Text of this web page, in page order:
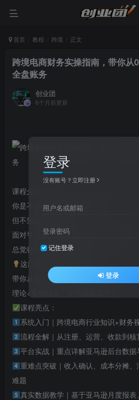
首页 教程 跨境 正文
跨境电商财务实操指南，带你从
全盘账务
创业团
6个月前更新
课程介绍
你是不是也想做跨境电商财务
但不知道从哪里入手
面对平台对账、头程分摊、外汇结算…
总觉得流程复杂、无从下手？
这门课专为财务人打造
带你从0到1搞懂跨境电商全盘账务
理论+实操结合，学完就能上手！
课程亮点：
系统入门｜跨境电商行业知识+财务
流程全解｜从注册、运营、收款到核
平台实战｜重点详解亚马逊后台数据
重难点突破｜收入确认、成本分摊
难题
真实数据教学｜基于亚马逊月度报
登录
没有账号？立即注册
用户名或邮箱
登录密码
记住登录
登录